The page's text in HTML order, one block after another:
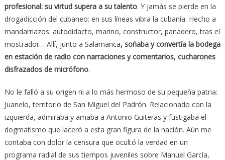
profesional: su virtud supera a su talento. Y jamás se pierde en la
drogadicción del cubaneo: en sus líneas vibra la cubanía. Hecho a
mandarriazos: autodidacto, marino, constructor, panadero, tras el
mostrador… Allí, junto a Salamanca, soñaba y convertía la bodega
en estación de radio con narraciones y comentarios, cucharones
disfrazados de micrófono.
No le falló a su origen ni a lo más hermoso de su pequeña patria:
Juanelo, territorio de San Miguel del Padrón. Relacionado con la
izquierda, admiraba y amaba a Antonio Guiteras y fustigaba el
dogmatismo que laceró a esta gran figura de la nación. Aún me
contaba con dolor la censura que ocultó la verdad en un
programa radial de sus tiempos juveniles sobre Manuel García,